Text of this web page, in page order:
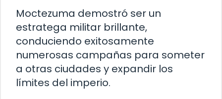
Moctezuma demostró ser un
estratega militar brillante,
conduciendo exitosamente
numerosas campañas para someter
a otras ciudades y expandir los
límites del imperio.